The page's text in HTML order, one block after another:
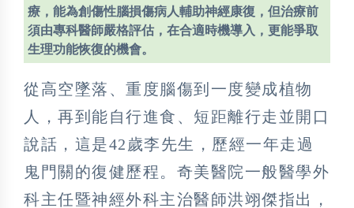
療，能為創傷性腦損傷病人輔助神經康復，但治療前
須由專科醫師嚴格評估，在合適時機導入，更能爭取
生理功能恢復的機會。
從高空墜落、重度腦傷到一度變成植物
人，再到能自行進食、短距離行走並開口
說話，這是42歲李先生，歷經一年走過
鬼門關的復健歷程。奇美醫院一般醫學外
科主任暨神經外科主治醫師洪翊傑指出，